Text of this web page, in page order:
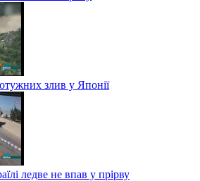
злив у Японії
ледве не впав у прірву